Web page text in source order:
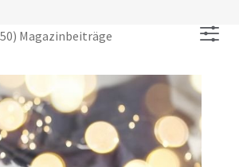
nicht mehr funktionieren